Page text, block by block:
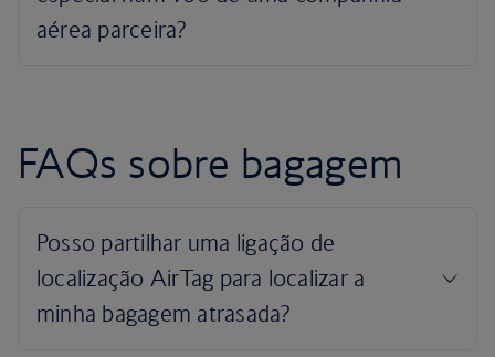
FAQs sobre bagagem